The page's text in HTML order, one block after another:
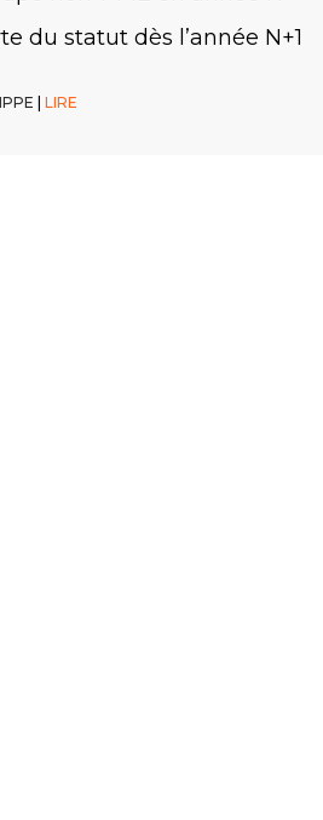
LIRE
LIRE
du statut dès l’année N+1
LIRE